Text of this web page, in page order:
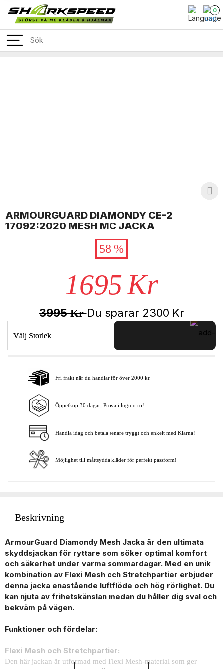
0
ARMOURGUARD DIAMONDY CE-2
17092:2020 MESH MC JACKA
58 %
1695Kr
3995KrDu sparar 2300 Kr
Välj Storlek
Lägg i varukorgen
Fri frakt när du handlar för över 2000 kr.
Öppetköp 30 dagar, Prova i lugn o ro!
Handla idag och betala senare tryggt och enkelt med Klarna!
Möjlighet till måttsydda kläder för perfekt passform!
Beskrivning
ArmourGuard Diamondy Mesh Jacka är den ultimata
skyddsjackan för ryttare som söker optimal komfort
och säkerhet under varma sommardagar. Med en unik
kombination av Flexi Mesh och Stretchpartier erbjuder
denna jacka enastående luftflöde och hög rörlighet. Du
kan njuta av frihetskänslan medan du håller dig sval och
bekväm på vägen.
Funktioner och fördelar:
Flexi Mesh och Stretchpartier:
Den här jackan är utformad med Flexi Mesh-material som ger